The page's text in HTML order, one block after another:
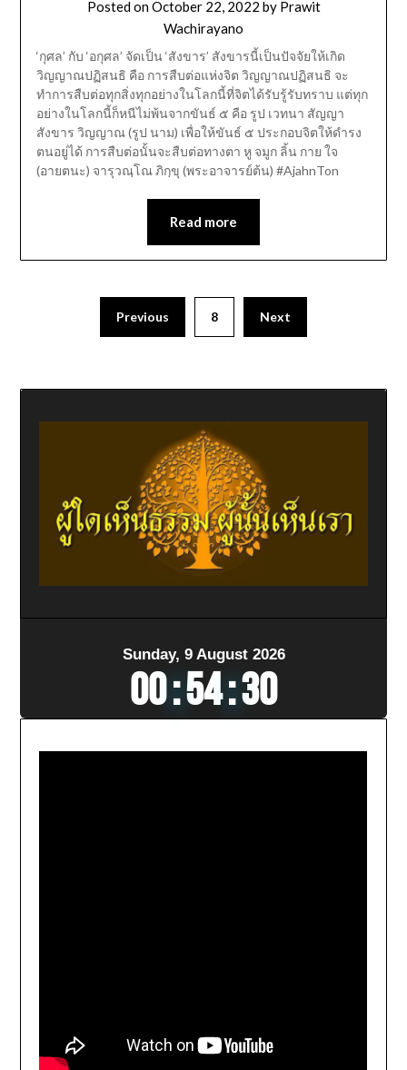
Posted onOctober 22, 2022 by Prawit
Wachirayano
‘กุศล’ กับ ‘อกุศล’ จัดเป็น ‘สังขาร’ สังขารนี้เป็นปัจจัยให้เกิด
วิญญาณปฏิสนธิ คือ การสืบต่อแห่งจิต วิญญาณปฏิสนธิ จะ
ทำการสืบต่อทุกสิ่งทุกอย่างในโลกนี้ที่จิตได้รับรู้รับทราบ แต่ทุก
อย่างในโลกนี้ก็หนีไม่พ้นจากขันธ์ ๕ คือ รูป เวทนา สัญญา
สังขาร วิญญาณ (รูป นาม) เพื่อให้ขันธ์ ๕ ประกอบจิตให้ดำรง
ตนอยู่ได้ การสืบต่อนั้นจะสืบต่อทางตา หู จมูก ลิ้น กาย ใจ
(อายตนะ) จารุวณฺโณ ภิกฺขุ (พระอาจารย์ต้น) #AjahnTon
Read more
Previous 8 Next
Sunday, 9 August 2026
00:54:32